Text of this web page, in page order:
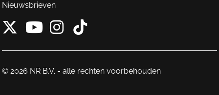
Nieuwsbrieven
X van NieuwRechts
Instagram van
Tiktok van
© 2026 NR B.V. - alle rechten voorbehouden